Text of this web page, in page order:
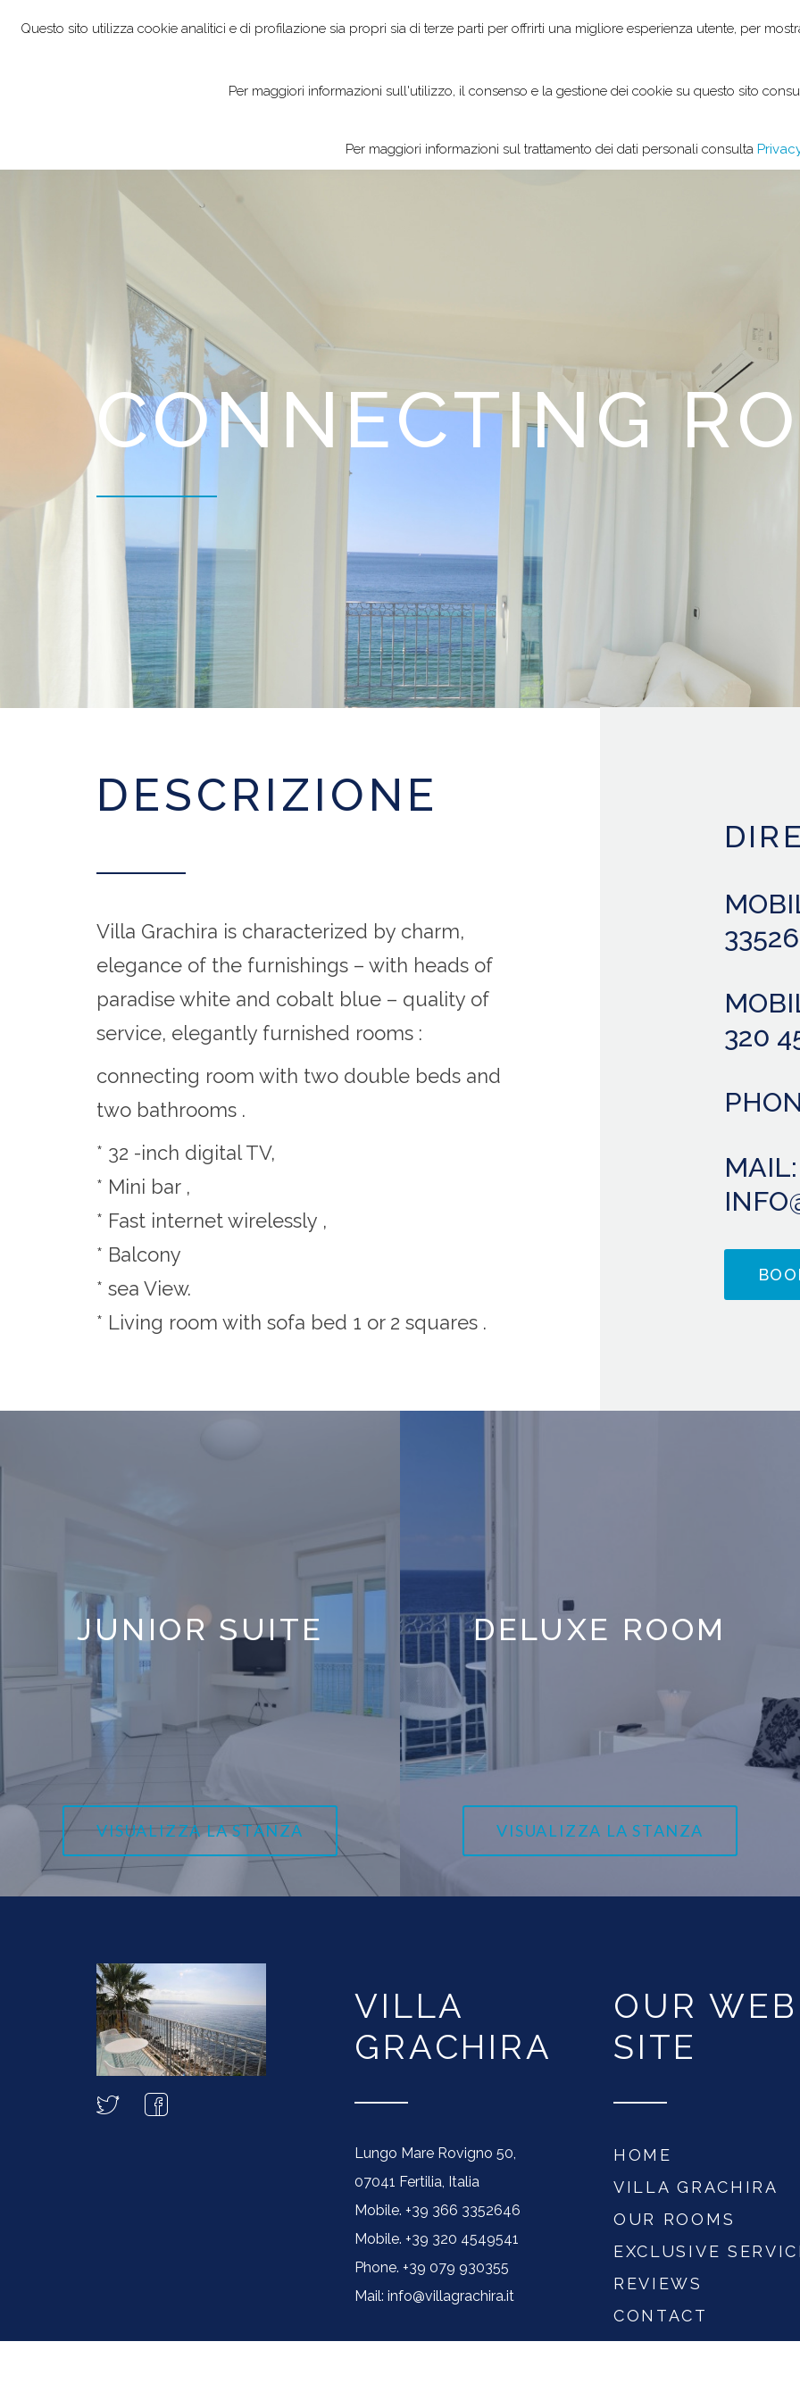
CONNECTING
DESCRIZIONE
Villa Grachira is characterized by charm,
elegance of the furnishings – with heads of
paradise white and cobalt blue – quality of
service, elegantly furnished rooms :
connecting room with two double beds and
two bathrooms .
* 32 -inch digital TV,
* Mini bar ,
* Fast internet wirelessly ,
* Balcony
* sea View.
* Living room with sofa bed 1 or 2 squares .
320
MAIL:
JUNIOR SUITE
VISUALIZZA LA STANZA
DELUXE ROOM
VISUALIZZA LA STANZA
VILLA
GRACHIRA
Lungo Mare Rovigno 50,
07041 Fertilia, Italia
Mobile. +39 366 3352646
Mobile. +39 320 4549541
Phone. +39 079 930355
Mail: info@villagrachira.it
OUR WEB
SITE
HOME
VILLA GRACHIRA
OUR ROOMS
EXCLUSIVE
REVIEWS
CONTACT
Questo sito utilizza cookie analitici e di profilazione sia propri sia di terze parti per offrirti una migliore esperienza utente, per
Per maggiori informazioni sull'utilizzo, il consenso e la gestione dei cookie su questo sito
Per maggiori informazioni sul trattamento dei dati personali consulta